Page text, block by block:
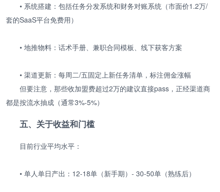
• 系统搭建：包括任务分发系统和财务对账系统（市面价1.2万/
套的SaaS平台免费用）
• 地推物料：话术手册、兼职合同模板、线下获客方案
• 渠道更新：每周二/五固定上新任务清单，标注佣金涨幅
但要注意，那些收加盟费超过2万的建议直接pass，正经渠道商
都是按流水抽成（通常3%-5%）
五、关于收益和门槛
目前行业平均水平：
• 单人单日产出：12-18单（新手期）- 30-50单（熟练后）